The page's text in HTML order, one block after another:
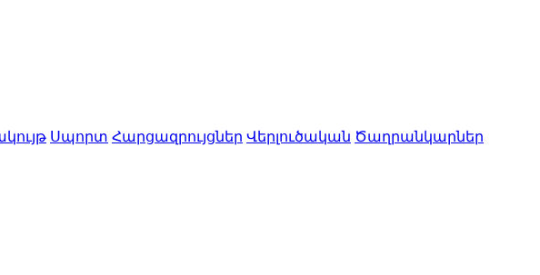
Սպորտ Հարցազրույցներ Վերլուծական Ծաղրանկարներ